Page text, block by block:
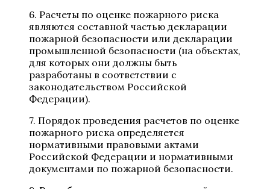
6. Расчеты по оценке пожарного риска
являются составной частью декларации
пожарной безопасности или декларации
промышленной безопасности (на объектах,
для которых они должны быть
разработаны в соответствии с
законодательством Российской
Федерации).
7. Порядок проведения расчетов по оценке
пожарного риска определяется
нормативными правовыми актами
Российской Федерации и нормативными
документами по пожарной безопасности.